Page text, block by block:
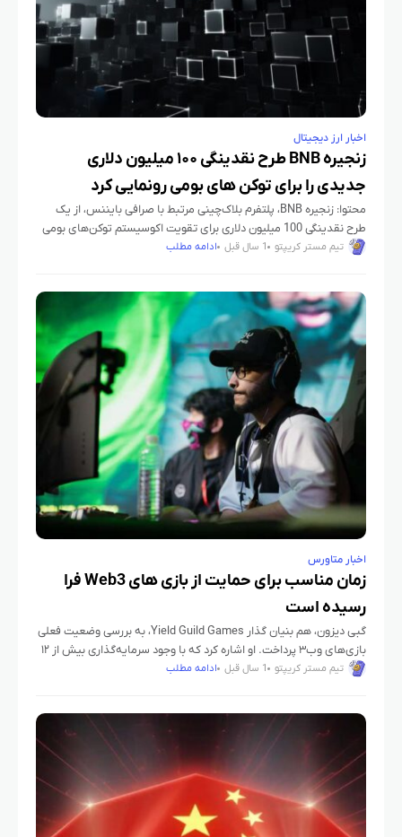
اخبار ارز دیجیتال
زنجیره BNB طرح نقدینگی ۱۰۰ میلیون دلاری
جدیدی را برای توکن‌ های بومی رونمایی کرد
محتوا: زنجیره BNB، پلتفرم بلاک‌چینی مرتبط با صرافی بایننس، از یک
طرح نقدینگی 100 میلیون دلاری برای تقویت اکوسیستم توکن‌های بومی
خود رونمایی کرده است. این ابتکار با هدف افزایش
تیم مستر کریپتو 1 سال قبل ادامه مطلب
اخبار متاورس
زمان مناسب برای حمایت از بازی‌ های Web3 فرا
رسیده است
گبی دیزون، هم‌ بنیان‌ گذار Yield Guild Games، به بررسی وضعیت فعلی
بازی‌های وب۳ پرداخت. او اشاره کرد که با وجود سرمایه‌گذاری بیش از ۱۲
میلیارد دلاری در این حوزه
تیم مستر کریپتو 1 سال قبل ادامه مطلب